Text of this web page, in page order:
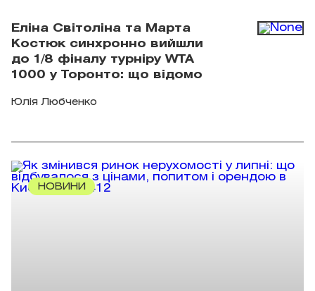
Еліна Світоліна та Марта
Костюк синхронно вийшли
до 1/8 фіналу турніру WTA
1000 у Торонто: що відомо
Юлія Любченко
НОВИНИ